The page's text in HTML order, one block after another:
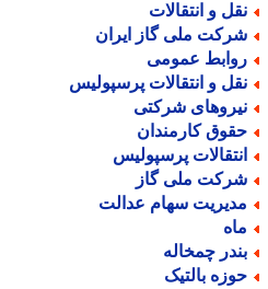
و انتقالات
ملی گاز ایران
عمومی
و انتقالات پرسپولیس
شرکتی
کارمندان
پرسپولیس
ملی گاز
سهام عدالت
چمخاله
بالتیک